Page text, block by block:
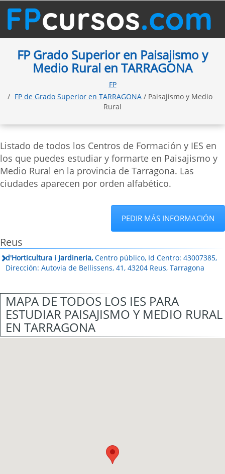
FP Grado Superior en Paisajismo y
Medio Rural en TARRAGONA
FP
FP de Grado Superior en TARRAGONA / Paisajismo y Medio
Rural
Listado de todos los Centros de Formación y IES en
los que puedes estudiar y formarte en Paisajismo y
Medio Rural en la provincia de Tarragona. Las
ciudades aparecen por orden alfabético.
PEDIR MÁS INFORMACIÓN
Reus
d'Horticultura i Jardineria, Centro público, Id Centro: 43007385,
Dirección: Autovia de Bellissens, 41, 43204 Reus, Tarragona
MAPA DE TODOS LOS IES PARA
ESTUDIAR PAISAJISMO Y MEDIO RURAL
EN TARRAGONA